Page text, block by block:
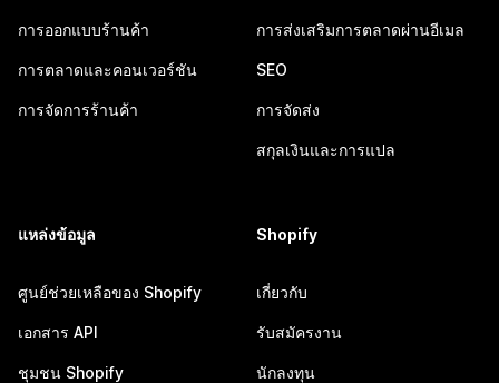
การออกแบบร้านค้า
การตลาดและคอนเวอร์ชัน
การจัดการร้านค้า
การส่งเสริมการตลาดผ่านอีเมล
SEO
การจัดส่ง
สกุลเงินและการแปล
แหล่งข้อมูล
ศูนย์ช่วยเหลือของ Shopify
เอกสาร API
ชุมชน Shopify
Shopify
เกี่ยวกับ
รับสมัครงาน
นักลงทุน